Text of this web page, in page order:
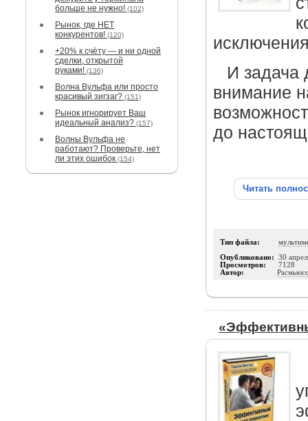
больше не нужно! (102)
Рынок, где НЕТ
конкурентов! (120)
+20% к счёту — и ни одной
сделки, открытой
руками! (136)
Волна Вульфа или просто
красивый зигзаг? (151)
Рынок игнорирует Ваш
идеальный анализ? (157)
Волны Вульфа не
работают? Проверьте, нет
ли этих ошибок (154)
И задача
внимание
до
Читать
Тип файла:
Опубликовано: 30
Просмотров: 7128
Автор: